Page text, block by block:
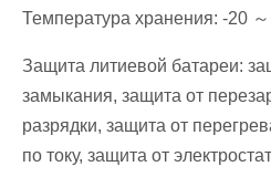
Температура хранения: -20
Защита литиевой батареи:
замыкания, защита от
разрядки, защита от
по току, защита от